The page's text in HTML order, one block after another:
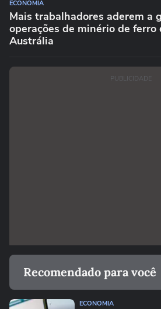
ECONOMIA
Mais trabalhadores aderem a
operações de minério de ferro
Austrália
PUBLICIDADE
Recomendado para você
ECONOMIA